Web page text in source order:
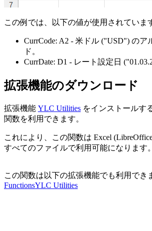
この例では、以下の値が使用されていま
CurrCode: A2 - 米ドル ("USD") のア
ド。
CurrDate: D1 - レート設定日
拡張機能のダウンロード
拡張機能 YLC Utilities をインストールす
関数を利用できます。
これにより、この関数は Excel
すべてのファイルで利用可能になります。
この関数は以下の拡張機能でも利用でき
FunctionsYLC Utilities